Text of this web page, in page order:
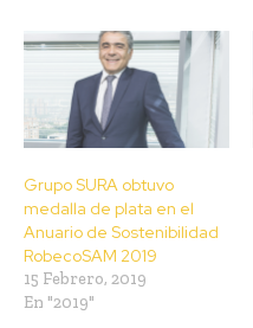
Grupo SURA obtuvo
medalla de plata en el
Anuario de Sostenibilidad
RobecoSAM 2019
15 Febrero, 2019
En "2019"